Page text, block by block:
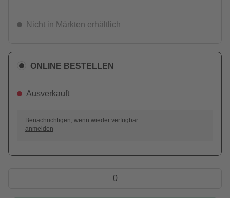
Nicht in Märkten erhältlich
ONLINE BESTELLEN
Ausverkauft
Benachrichtigen, wenn wieder verfügbar
anmelden